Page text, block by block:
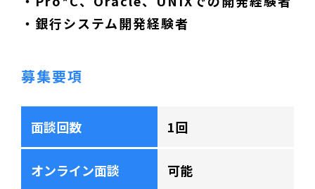
・銀行システム開発経験者
募集要項
面談回数 1回
オンライン面談 可能